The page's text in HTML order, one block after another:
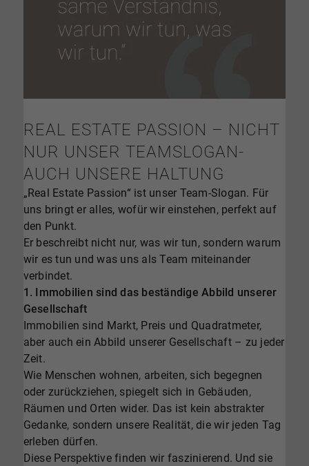
REAL ESTATE PASSION – NICHT
NUR UNSER TEAMSLOGAN-
AUCH UNSERE HALTUNG
„Real Estate Passion“ ist unser Team-Slogan. Für
uns bringt er alles, wofür wir einstehen, perfekt auf
den Punkt.
Er beschreibt nicht nur, was wir tun, sondern warum
wir es tun und was uns als Team miteinander
verbindet.
1. Immobilien sind das beständige Abbild unserer
Gesellschaft
Immobilien sind Markt, Preis und Quadratmeter,
aber auch ein Abbild unserer Gesellschaft – zu jeder
Zeit.
Wie Menschen wohnen, arbeiten, sich begegnen
oder zurückziehen, spiegelt sich in Gebäuden,
Räumen und Orten wider. Das ist kein abstrakter
Gedanke, sondern unsere Realität, die wir jeden Tag
erleben dürfen.
Diese Perspektive finden wir faszinierend. Und sie